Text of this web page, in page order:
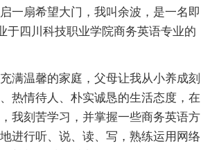
一扇希望大门，我叫余波，是一名即
于四川科技职业学院商务英语专业的
满温馨的家庭，父母让我从小养成刻
热情待人、朴实诚恳的生活态度，在
我刻苦学习，并掌握一些商务英语方
进行听、说、读、写，熟练运用网络